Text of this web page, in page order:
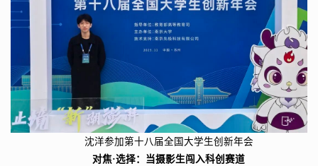
沈洋参加第十八届全国大学生创新年会
对焦·选择：当摄影生闯入科创赛道